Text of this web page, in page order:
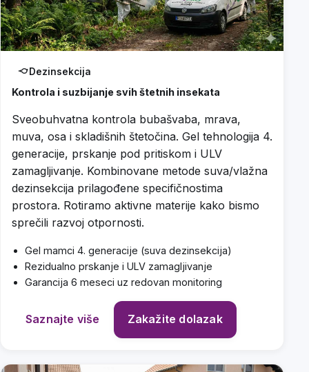
Dezinsekcija
Kontrola i suzbijanje svih štetnih insekata
Sveobuhvatna kontrola bubašvaba, mrava,
muva, osa i skladišnih štetočina. Gel tehnologija 4.
generacije, prskanje pod pritiskom i ULV
zamagljivanje. Kombinovane metode suva/vlažna
dezinsekcija prilagođene specifičnostima
prostora. Rotiramo aktivne materije kako bismo
sprečili razvoj otpornosti.
Gel mamci 4. generacije (suva dezinsekcija)
Rezidualno prskanje i ULV zamagljivanje
Garancija 6 meseci uz redovan monitoring
Saznajte više Zakažite dolazak